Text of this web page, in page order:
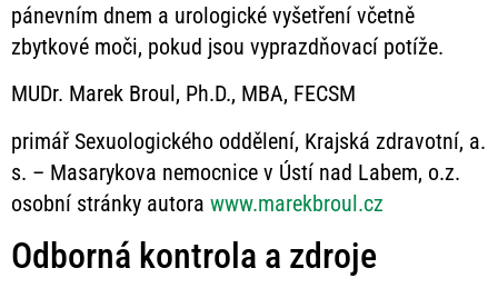
pánevním dnem a urologické vyšetření včetně
zbytkové moči, pokud jsou vyprazdňovací potíže.
MUDr. Marek Broul, Ph.D., MBA, FECSM
primář Sexuologického oddělení, Krajská zdravotní, a.
s. – Masarykova nemocnice v Ústí nad Labem, o.z.
osobní stránky autora www.marekbroul.cz
Odborná kontrola a zdroje